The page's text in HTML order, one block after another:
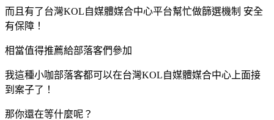
而且有了台灣KOL自媒體媒合中心平台幫忙做篩選機制 安全
有保障！
相當值得推薦給部落客們參加
我這種小咖部落客都可以在台灣KOL自媒體媒合中心上面接
到案子了！
那你還在等什麼呢？